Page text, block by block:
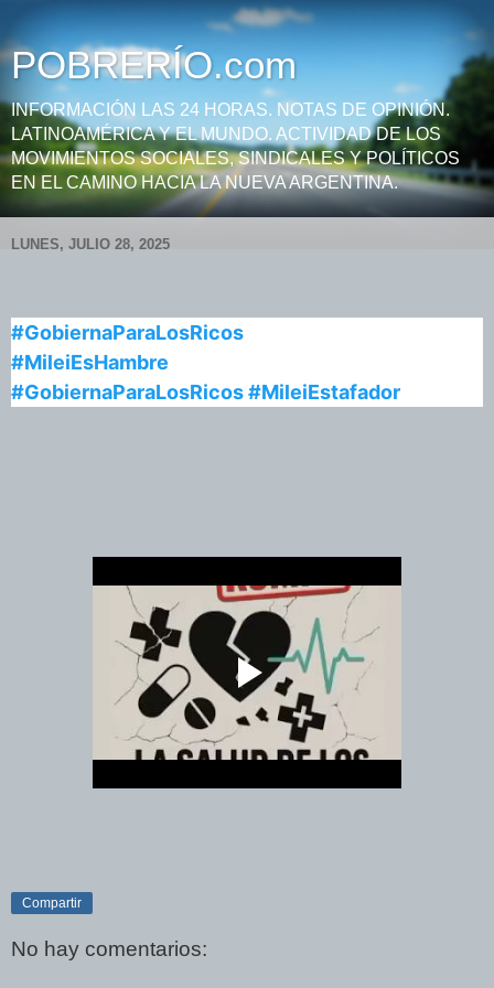
POBRERÍO.com
INFORMACIÓN LAS 24 HORAS. NOTAS DE OPINIÓN.
LATINOAMÉRICA Y EL MUNDO. ACTIVIDAD DE LOS
MOVIMIENTOS SOCIALES, SINDICALES Y POLÍTICOS
EN EL CAMINO HACIA LA NUEVA ARGENTINA.
LUNES, JULIO 28, 2025
#GobiernaParaLosRicos
#MileiEsHambre
#GobiernaParaLosRicos#MileiEstafador
Compartir
No hay comentarios: